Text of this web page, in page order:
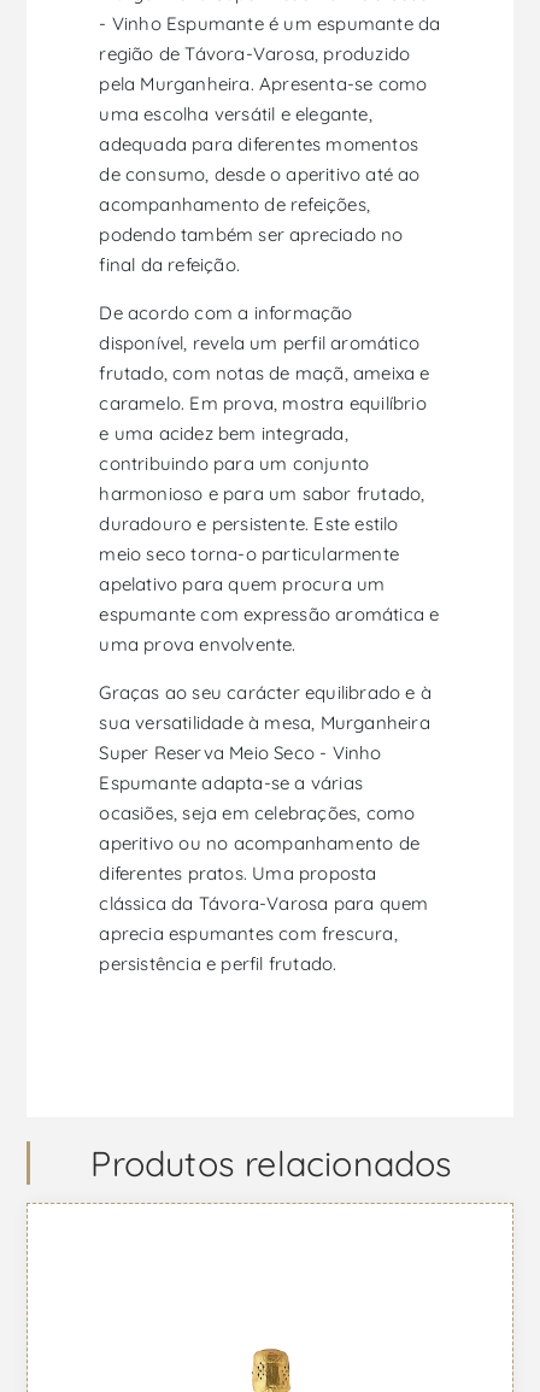
- Vinho Espumante é um espumante da
região de Távora-Varosa, produzido
pela Murganheira. Apresenta-se como
uma escolha versátil e elegante,
adequada para diferentes momentos
de consumo, desde o aperitivo até ao
acompanhamento de refeições,
podendo também ser apreciado no
final da refeição.
De acordo com a informação
disponível, revela um perfil aromático
frutado, com notas de maçã, ameixa e
caramelo. Em prova, mostra equilíbrio
e uma acidez bem integrada,
contribuindo para um conjunto
harmonioso e para um sabor frutado,
duradouro e persistente. Este estilo
meio seco torna-o particularmente
apelativo para quem procura um
espumante com expressão aromática e
uma prova envolvente.
Graças ao seu carácter equilibrado e à
sua versatilidade à mesa, Murganheira
Super Reserva Meio Seco - Vinho
Espumante adapta-se a várias
ocasiões, seja em celebrações, como
aperitivo ou no acompanhamento de
diferentes pratos. Uma proposta
clássica da Távora-Varosa para quem
aprecia espumantes com frescura,
persistência e perfil frutado.
Produtos relacionados